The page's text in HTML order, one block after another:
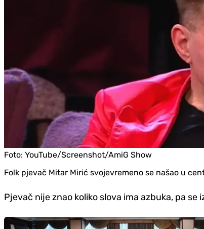
Foto: YouTube/Screenshot/AmiG Show
Folk pjevač Mitar Mirić svojevremeno se našao u
Pjevač nije znao koliko slova ima azbuka, pa